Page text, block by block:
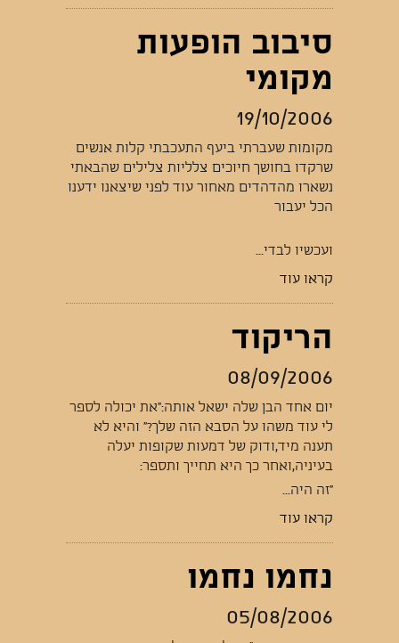
סיבוב הופעות
מקומי
19/10/2006
מקומות שעברתי ביעף התעכבתי קלות אנשים
שרקדו בחושך חיוכים צלליות צלילים שהבאתי
נשארו מהדהדים מאחור עוד לפני שיצאנו ידענו
הכל יעבור
ועכשיו לבדי...
קראו עוד
הריקוד
08/09/2006
יום אחד הבן שלה ישאל אותה:"את יכולה לספר
לי עוד משהו על הסבא הזה שלך?" והיא לא
תענה מיד,ודוק של דמעות שקופות יעלה
בעיניה,ואחר כך היא תחייך ותספר:
"זה היה...
קראו עוד
נחמו נחמו
05/08/2006